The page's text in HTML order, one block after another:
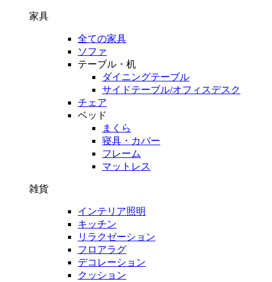
家具
全ての家具
ソファ
テーブル・机
ダイニングテーブル
サイドテーブル/オフィスデスク
チェア
ベッド
まくら
寝具・カバー
フレーム
マットレス
雑貨
インテリア照明
キッチン
リラクゼーション
フロアラグ
デコレーション
クッション